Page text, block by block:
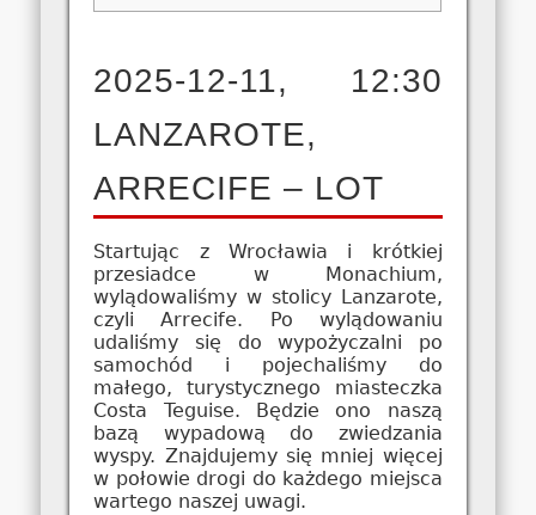
2025-12-11, 12:30
LANZAROTE,
ARRECIFE – LOT
Startując z Wrocławia i krótkiej
przesiadce w Monachium,
wylądowaliśmy w stolicy Lanzarote,
czyli Arrecife. Po wylądowaniu
udaliśmy się do wypożyczalni po
samochód i pojechaliśmy do
małego, turystycznego miasteczka
Costa Teguise. Będzie ono naszą
bazą wypadową do zwiedzania
wyspy. Znajdujemy się mniej więcej
w połowie drogi do każdego miejsca
wartego naszej uwagi.